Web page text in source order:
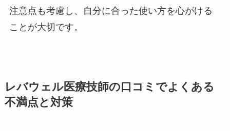
注意点も考慮し、自分に合った使い方を心がける
ことが大切です。
レバウェル医療技師の口コミでよくある
不満点と対策